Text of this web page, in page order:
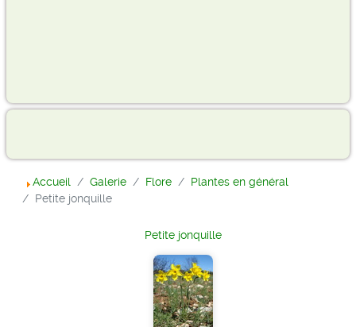
Accueil Galerie Flore
Plantes en général
Petite jonquille
Petite jonquille